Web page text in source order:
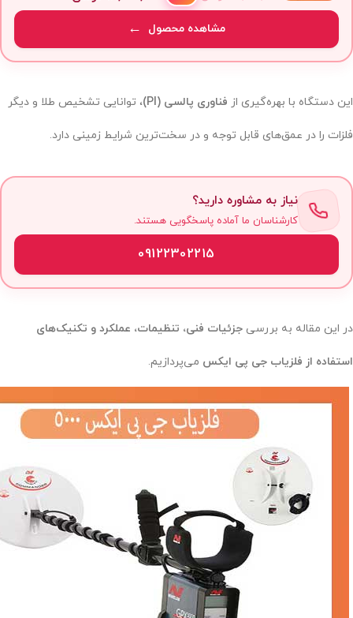
مشاهده محصول
این دستگاه با بهره‌گیری از فناوری پالسی (PI) ، توانایی تشخیص طلا و دیگر
فلزات را در عمق‌های قابل توجه و در سخت‌ترین شرایط زمینی دارد.
نیاز به مشاوره دارید؟
کارشناسان ما آماده پاسخگویی هستند.
09122302215
در این مقاله به بررسی جزئیات فنی، تنظیمات، عملکرد و تکنیک‌های
استفاده از فلزیاب جی پی ایکس می‌پردازیم.